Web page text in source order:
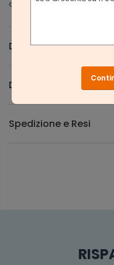
diametro rotelle: cm;
Descrizione
Domande e Risposte
Spedizione e Resi